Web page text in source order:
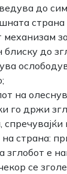
до
страна
механизам
блиску до
на
го држи
спречувајќи
страна:
зглобот е
се